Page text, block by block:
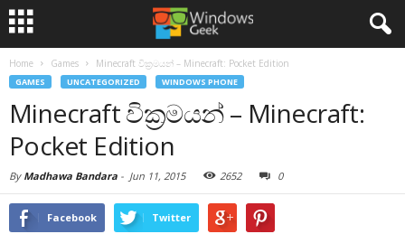
Home Games Minecraft වික්‍රමයන් – Minecraft: Pocket Edition
GAMES UNCATEGORIZED WINDOWS PHONE
Minecraft වික්‍රමයන් – Minecraft:
Pocket Edition
By Madhawa Bandara - Jun 11, 2015 2652 0
Facebook Twitter